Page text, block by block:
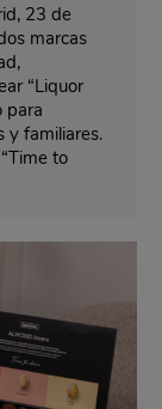
23 de
marcas
“Liquor
para
y familiares.
to